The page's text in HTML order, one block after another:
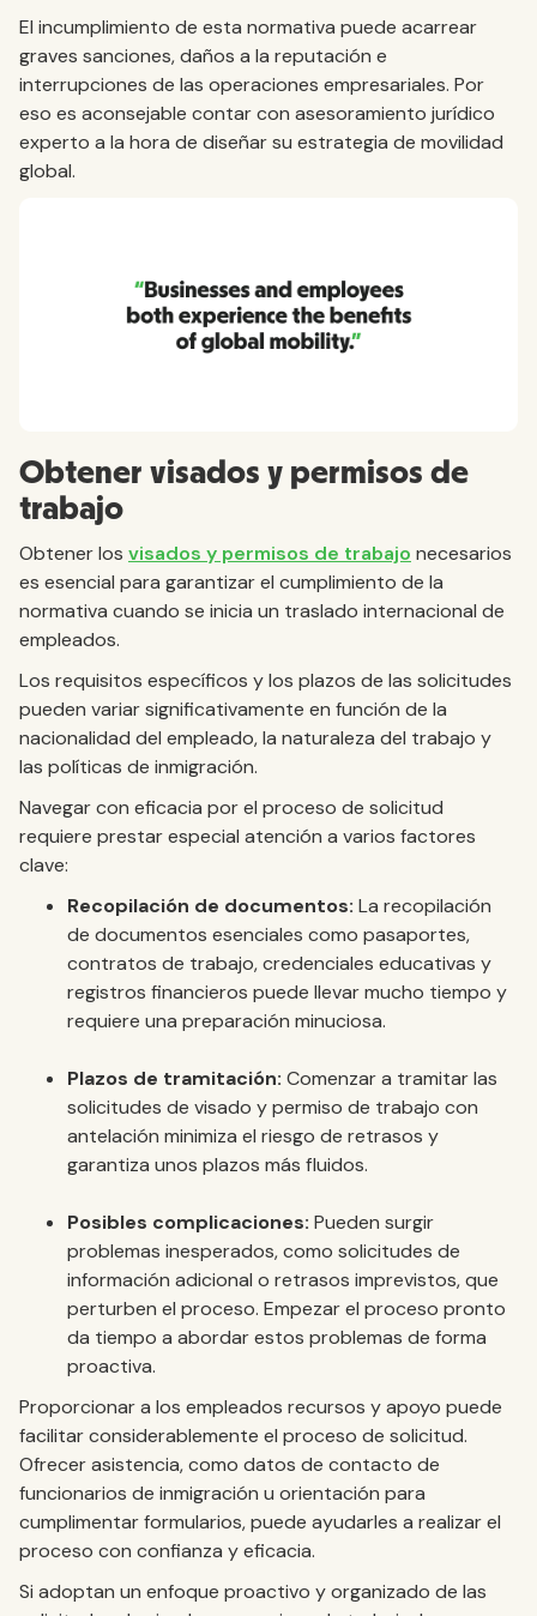
El incumplimiento de esta normativa puede acarrear
graves sanciones, daños a la reputación e
interrupciones de las operaciones empresariales. Por
eso es aconsejable contar con asesoramiento jurídico
experto a la hora de diseñar su estrategia de movilidad
global.
Obtener visados y permisos de
trabajo
Obtener los visados y permisos de trabajo necesarios
es esencial para garantizar el cumplimiento de la
normativa cuando se inicia un traslado internacional de
empleados.
Los requisitos específicos y los plazos de las solicitudes
pueden variar significativamente en función de la
nacionalidad del empleado, la naturaleza del trabajo y
las políticas de inmigración.
Navegar con eficacia por el proceso de solicitud
requiere prestar especial atención a varios factores
clave:
Recopilación de documentos: La recopilación
de documentos esenciales como pasaportes,
contratos de trabajo, credenciales educativas y
registros financieros puede llevar mucho tiempo y
requiere una preparación minuciosa.
Plazos de tramitación: Comenzar a tramitar las
solicitudes de visado y permiso de trabajo con
antelación minimiza el riesgo de retrasos y
garantiza unos plazos más fluidos.
Posibles complicaciones: Pueden surgir
problemas inesperados, como solicitudes de
información adicional o retrasos imprevistos, que
perturben el proceso. Empezar el proceso pronto
da tiempo a abordar estos problemas de forma
proactiva.
Proporcionar a los empleados recursos y apoyo puede
facilitar considerablemente el proceso de solicitud.
Ofrecer asistencia, como datos de contacto de
funcionarios de inmigración u orientación para
cumplimentar formularios, puede ayudarles a realizar el
proceso con confianza y eficacia.
Si adoptan un enfoque proactivo y organizado de las